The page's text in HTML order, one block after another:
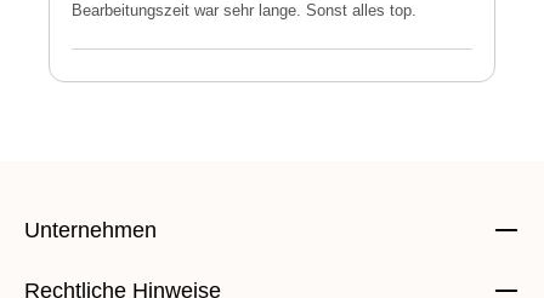
Bearbeitungszeit war sehr lange. Sonst alles top.
Unternehmen
Rechtliche Hinweise